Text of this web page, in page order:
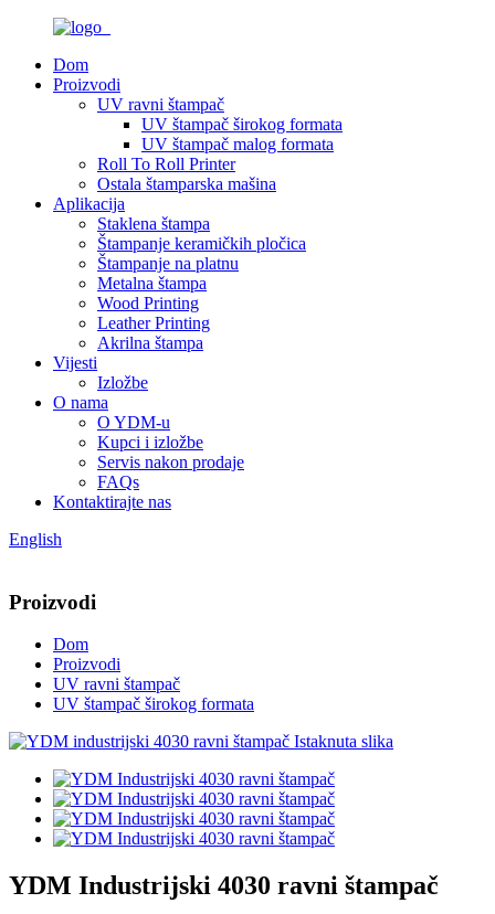
Dom
Proizvodi
UV ravni štampač
UV štampač širokog formata
UV štampač malog formata
Roll To Roll Printer
Ostala štamparska mašina
Aplikacija
Staklena štampa
Štampanje keramičkih pločica
Štampanje na platnu
Metalna štampa
Wood Printing
Leather Printing
Akrilna štampa
Vijesti
Izložbe
O nama
O YDM-u
Kupci i izložbe
Servis nakon prodaje
FAQs
Kontaktirajte nas
English
Proizvodi
Dom
Proizvodi
UV ravni štampač
UV štampač širokog formata
YDM Industrijski 4030 ravni štampač